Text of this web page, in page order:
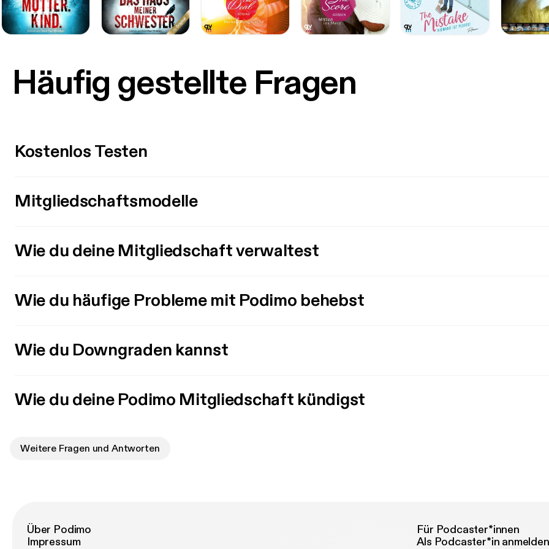
Häufig gestellte Fragen
Kostenlos Testen
Mitgliedschaftsmodelle
Wie du deine Mitgliedschaft verwaltest
Wie du häufige Probleme mit Podimo behebst
Wie du Downgraden kannst
Wie du deine Podimo Mitgliedschaft kündigst
Weitere Fragen und Antworten
Über Podimo
Impressum
Für Podcaster*innen
Als Podcaster*in anmelden